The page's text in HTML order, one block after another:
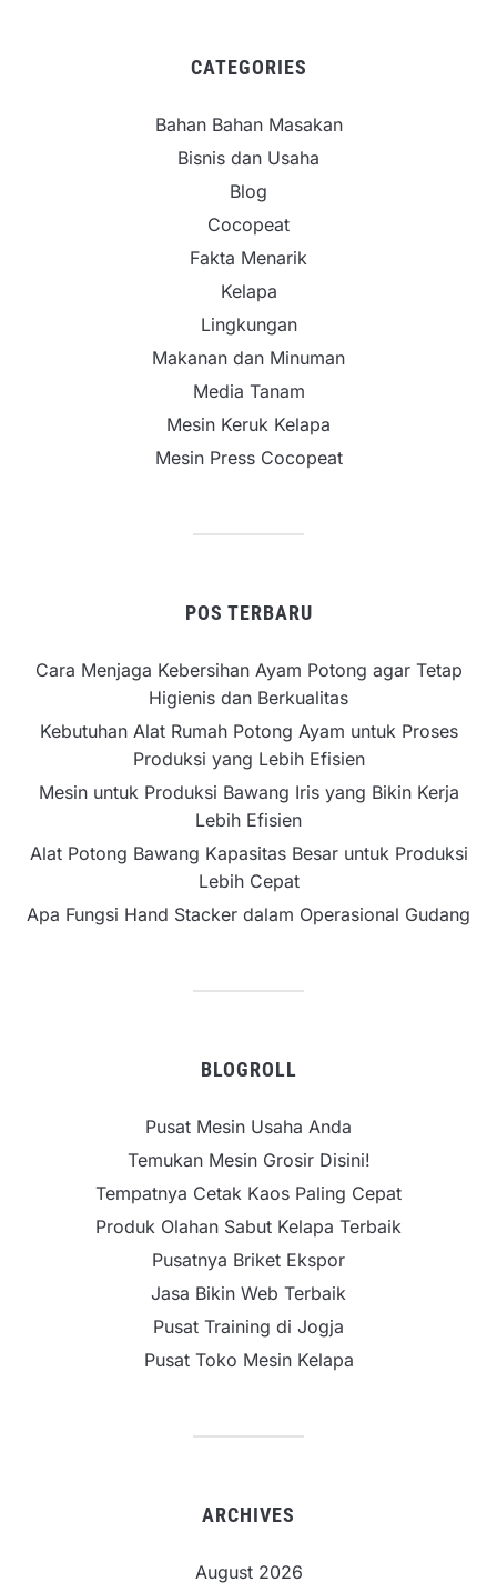
CATEGORIES
Bahan Bahan Masakan
Bisnis dan Usaha
Blog
Cocopeat
Fakta Menarik
Kelapa
Lingkungan
Makanan dan Minuman
Media Tanam
Mesin Keruk Kelapa
Mesin Press Cocopeat
POS TERBARU
Cara Menjaga Kebersihan Ayam Potong agar Tetap
Higienis dan Berkualitas
Kebutuhan Alat Rumah Potong Ayam untuk Proses
Produksi yang Lebih Efisien
Mesin untuk Produksi Bawang Iris yang Bikin Kerja
Lebih Efisien
Alat Potong Bawang Kapasitas Besar untuk Produksi
Lebih Cepat
Apa Fungsi Hand Stacker dalam Operasional Gudang
BLOGROLL
Pusat Mesin Usaha Anda
Temukan Mesin Grosir Disini!
Tempatnya Cetak Kaos Paling Cepat
Produk Olahan Sabut Kelapa Terbaik
Pusatnya Briket Ekspor
Jasa Bikin Web Terbaik
Pusat Training di Jogja
Pusat Toko Mesin Kelapa
ARCHIVES
August 2026